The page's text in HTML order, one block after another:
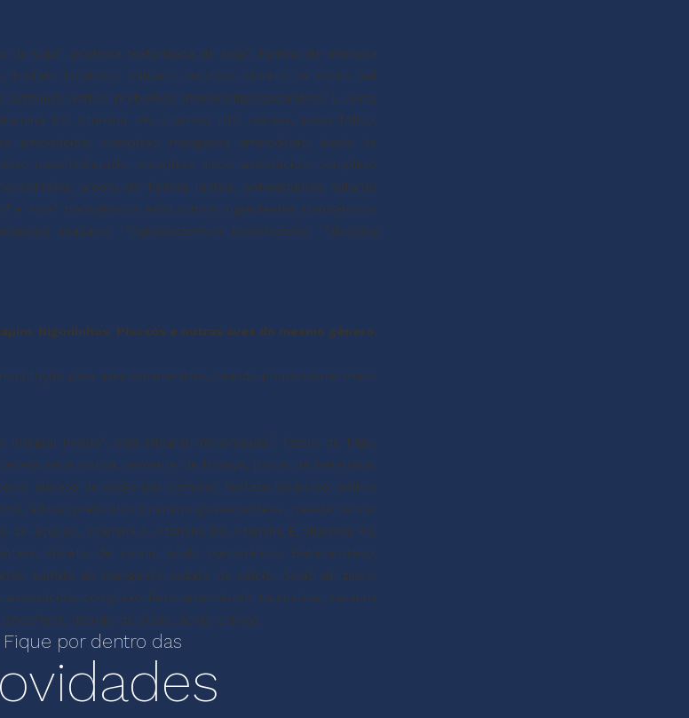
de soja2 , proteína texturizada de soja2
, farinha de minhoca
bicálcico, calcário calcítico, cloreto de sódio (sal
subtillis), aditivo prebiótico (mananoligossacarídeo), L-lisina,
B2, vitamina B6, vitamina B12, niacina, ácido fólico,
complexo manganês aminoácido, óxido de
monohidratado, complexo zinco aminoácido, complexo
aroma de farinha láctea, antioxidantes naturais
1 e soja2
transgênicos e/ou outros ingredientes transgênicos
thaliana 1,2 Agrobacterium tumefaciens 1,2 Bacillus
Bigodinhos, Pixoxós e outras aves do mesmo gênero,
para aves ornamentais, visando proporcionar maior
integral moído 1 , soja integral micronizada2
, farelo de trigo,
seca inativa, semente de linhaça, polpa de beterraba,
cloreto de sódio (sal comum), fosfato bicálcico, aditivo
aditivo prebiótico (mananoligossacarídeos, parede celular
açúcar), vitamina A, vitamina D3, vitamina E, vitamina K3,
cloreto de colina, ácido pantotênico, betacaroteno,
sulfato de manganês, iodato de cálcio, óxido de zinco,
complexo ferro aminoácido, taumatina, sacarina
dióxido de silício, ácido cítrico).
Fique por dentro das